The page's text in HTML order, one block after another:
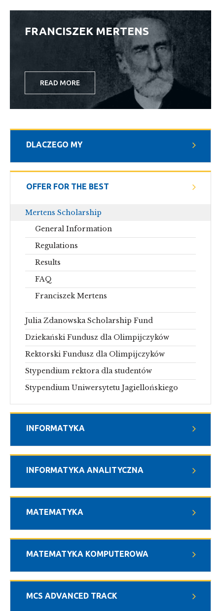
DLACZEGO MY
OFFER FOR THE BEST
Mertens Scholarship
General Information
Regulations
Results
FAQ
Franciszek Mertens
Julia Zdanowska Scholarship Fund
Dziekański Fundusz dla Olimpijczyków
Rektorski Fundusz dla Olimpijczyków
Stypendium rektora dla studentów
Stypendium Uniwersytetu Jagiellońskiego
INFORMATYKA
INFORMATYKA ANALITYCZNA
MATEMATYKA
MATEMATYKA KOMPUTEROWA
MCS ADVANCED TRACK
FRANCISZEK MERTENS
READ MORE